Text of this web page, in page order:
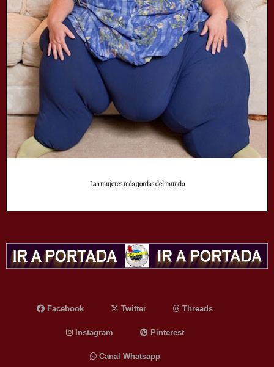
Las mujeres más gordas del mundo
Facebook Twitter Threads
Instagram Pinterest
Canal Whatsapp